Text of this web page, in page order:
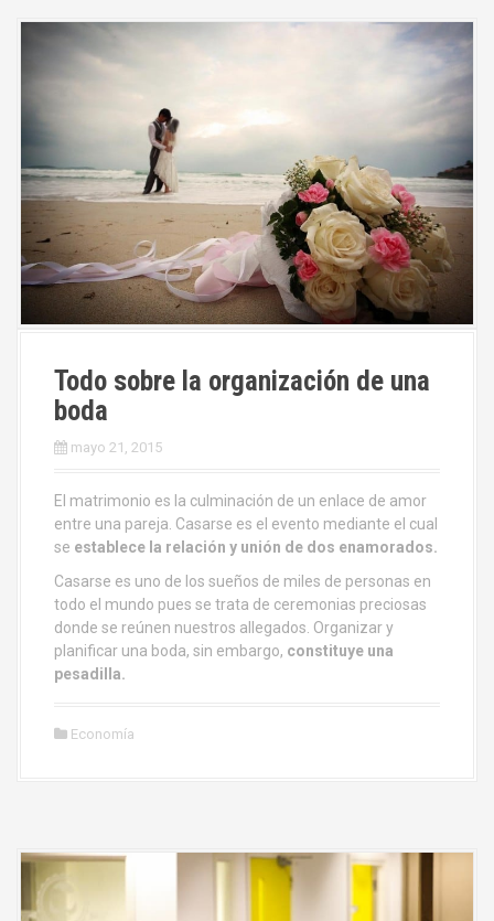
Todo sobre la organización de una
boda
mayo 21, 2015
El matrimonio es la culminación de un enlace de amor
entre una pareja. Casarse es el evento mediante el cual
se establece la relación y unión de dos enamorados.
Casarse es uno de los sueños de miles de personas en
todo el mundo pues se trata de ceremonias preciosas
donde se reúnen nuestros allegados. Organizar y
planificar una boda, sin embargo, constituye una
pesadilla.
Economía